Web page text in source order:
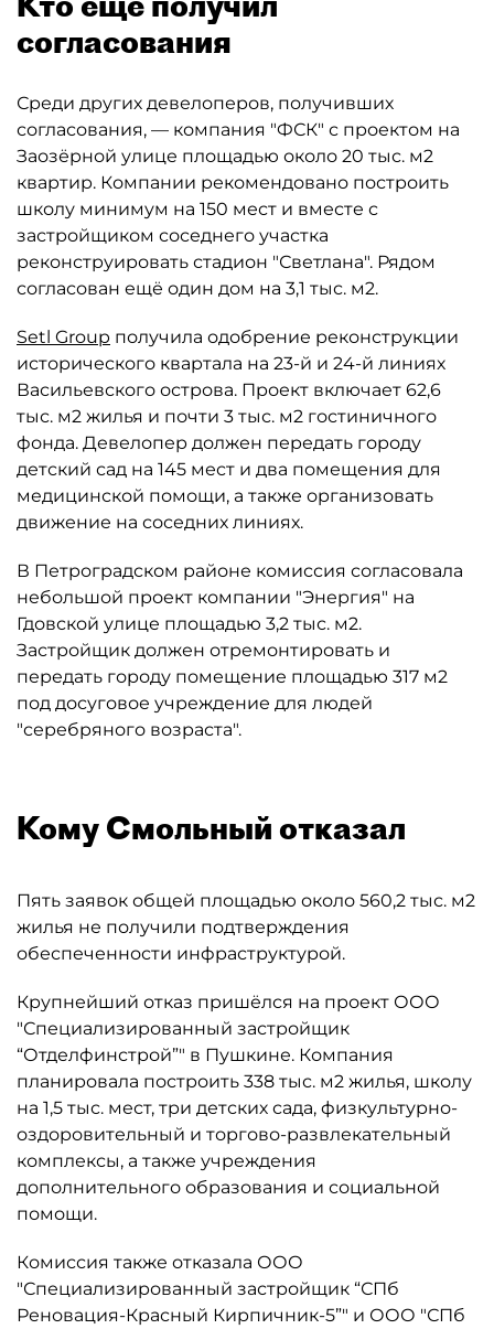
согласования
Среди других девелоперов, получивших
согласования, — компания "ФСК" с проектом на
Заозёрной улице площадью около 20 тыс. м2
квартир. Компании рекомендовано построить
школу минимум на 150 мест и вместе с
застройщиком соседнего участка
реконструировать стадион "Светлана". Рядом
согласован ещё один дом на 3,1 тыс. м2.
Setl Group получила одобрение реконструкции
исторического квартала на 23-й и 24-й линиях
Васильевского острова. Проект включает 62,6
тыс. м2 жилья и почти 3 тыс. м2 гостиничного
фонда. Девелопер должен передать городу
детский сад на 145 мест и два помещения для
медицинской помощи, а также организовать
движение на соседних линиях.
В Петроградском районе комиссия согласовала
небольшой проект компании "Энергия" на
Гдовской улице площадью 3,2 тыс. м2.
Застройщик должен отремонтировать и
передать городу помещение площадью 317 м2
под досуговое учреждение для людей
"серебряного возраста".
Кому Смольный отказал
Пять заявок общей площадью около 560,2 тыс. м2
жилья не получили подтверждения
обеспеченности инфраструктурой.
Крупнейший отказ пришёлся на проект ООО
"Специализированный застройщик
“Отделфинстрой”" в Пушкине. Компания
планировала построить 338 тыс. м2 жилья, школу
на 1,5 тыс. мест, три детских сада, физкультурно-
оздоровительный и торгово-развлекательный
комплексы, а также учреждения
дополнительного образования и социальной
помощи.
Комиссия также отказала ООО
"Специализированный застройщик “СПб
Реновация-Красный Кирпичник-5”" и ООО "СПб